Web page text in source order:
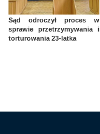
Sąd odroczył proces w
sprawie przetrzymywania i
torturowania 23-latka